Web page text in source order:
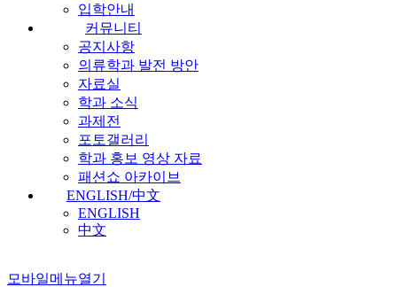
입학안내
커뮤니티
공지사항
의류학과 발전 방안
자료실
학과 소식
과제전
포토갤러리
학과 홍보 영상 자료
패션쇼 아카이브
ENGLISH/中文
ENGLISH
中文
모바일메뉴열기